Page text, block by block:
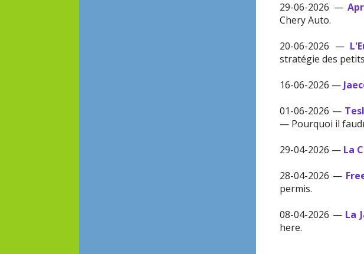
29-06-2026 —
Chery Auto.
20-06-2026 —
stratégie des
16-06-2026 —
01-06-2026 —
— Pourquoi il
29-04-2026 — La
28-04-2026 —
permis.
08-04-2026 — La
here.